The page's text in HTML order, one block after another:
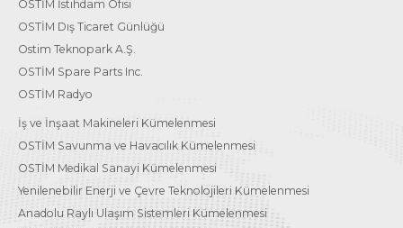
OSTİM İstihdam Ofisi
OSTİM Dış Ticaret Günlüğü
Ostim Teknopark A.Ş.
OSTİM Spare Parts Inc.
OSTİM Radyo
İş ve İnşaat Makineleri Kümelenmesi
OSTİM Savunma ve Havacılık Kümelenmesi
OSTİM Medikal Sanayi Kümelenmesi
Yenilenebilir Enerji ve Çevre Teknolojileri Kümelenmesi
Anadolu Raylı Ulaşım Sistemleri Kümelenmesi